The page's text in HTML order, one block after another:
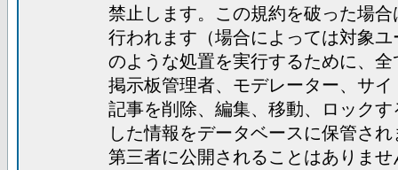
禁止します。この規約を破った場
行われます（場合によっては対象
のような処置を実行するために、
掲示板管理者、モデレーター、サ
記事を削除、編集、移動、ロック
した情報をデータベースに保管さ
第三者に公開されることはありま